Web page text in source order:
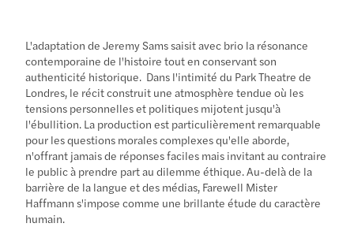
L'adaptation de Jeremy Sams saisit avec brio la résonance
contemporaine de l'histoire tout en conservant son
authenticité historique. Dans l'intimité du Park Theatre de
Londres, le récit construit une atmosphère tendue où les
tensions personnelles et politiques mijotent jusqu'à
l'ébullition. La production est particulièrement remarquable
pour les questions morales complexes qu'elle aborde,
n'offrant jamais de réponses faciles mais invitant au contraire
le public à prendre part au dilemme éthique. Au-delà de la
barrière de la langue et des médias, Farewell Mister
Haffmann s'impose comme une brillante étude du caractère
humain.